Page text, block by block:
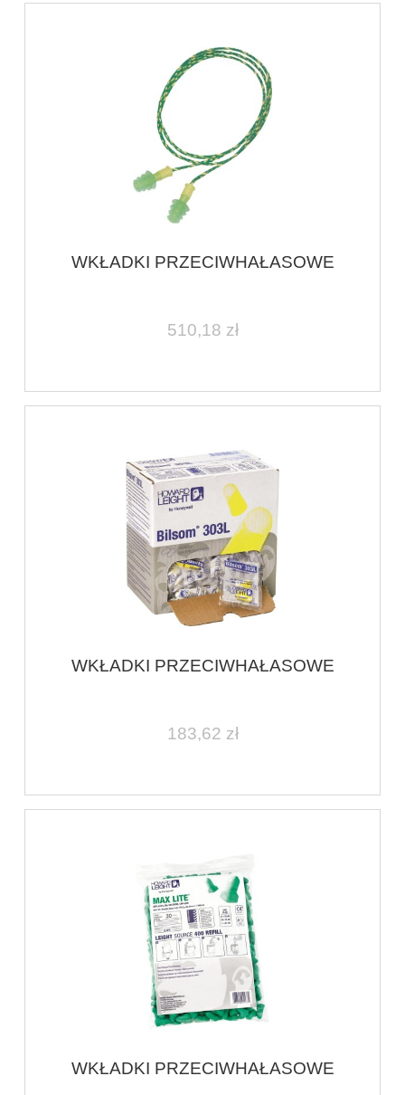
WKŁADKI PRZECIWHAŁASOWE
510,18 zł
WKŁADKI PRZECIWHAŁASOWE
183,62 zł
WKŁADKI PRZECIWHAŁASOWE